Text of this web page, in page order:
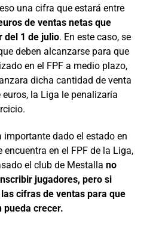
una cifra que estará entre
de ventas netas que
del 1 de julio. En este caso, se
deben alcanzarse para que
en el FPF a medio plazo,
dicha cantidad de venta
la Liga le penalizaría
importante dado el estado en
encuentra en el FPF de la Liga,
el club de Mestalla no
jugadores, pero si
cifras de ventas para que
pueda crecer.